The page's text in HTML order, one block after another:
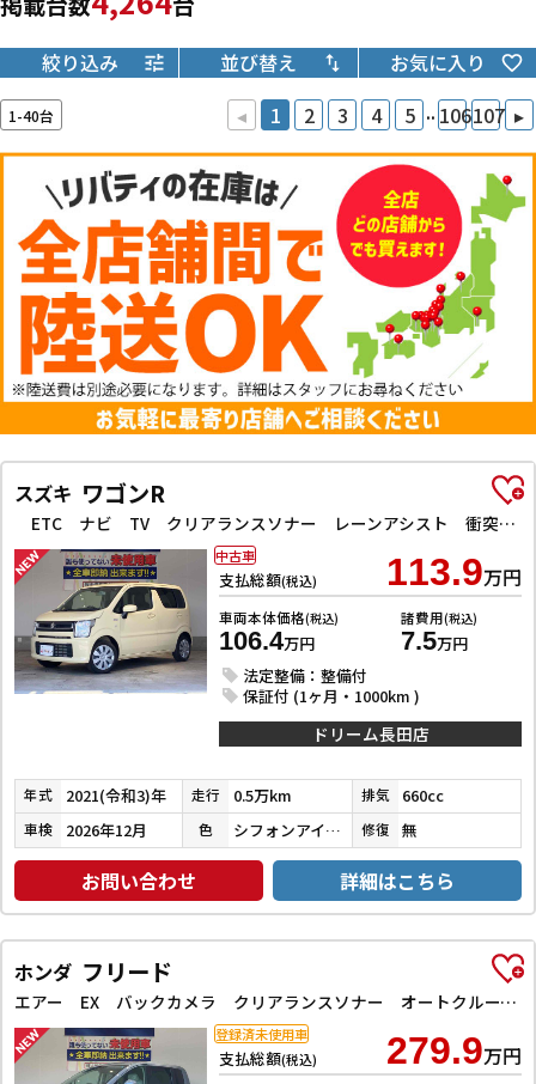
絞り込み 並び替え お気に入り
1-40台 ◂ 1 2 3 4 5 .. 106107 ▸
スズキ ワゴンR
ETC ナビ TV クリアランスソナー レーンアシスト 衝突被害軽減システム オートライト スマートキー アイドリングストップ 電動格納ミラー シートヒーター ベンチシート CVT ESC CD
支払総額(税込) 113.9万円
車両本体価格(税込)
106.4万円
諸費用(税込)
7.5万円
法定整備：整備付
保証付 (1ヶ月・1000km )
中古車
ドリーム長田店
年式 2021(令和3)年 走行 0.5万km 排気 660cc
車検 2026年12月 色 シフォンアイボリーメタリック 修復 無
お問い合わせ 詳細はこちら
ホンダ フリード
エアー EX バックカメラ クリアランスソナー オートクルーズコントロール レーンアシスト 衝突被害軽減システム 両側電動スライドドア オートライト LEDヘッドランプ スマートキー 電動格納ミラー シートヒーター
支払総額(税込) 279.9万円
登録済未使用車